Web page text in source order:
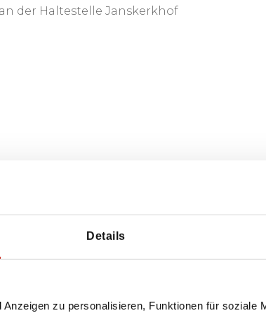
Details
zu personalisieren, Funktionen für soziale
der Haltestelle Janskerkhof